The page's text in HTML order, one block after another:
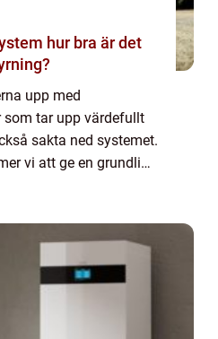
är det
upp med
tar upp värdefullt
sakta ned systemet.
vi att ge en grundlig